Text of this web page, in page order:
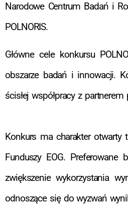
Narodowe Centrum Badań i
POLNORIS.
Główne cele konkursu
obszarze badań i innowacji.
ścisłej współpracy z
Konkurs ma charakter
Funduszy EOG. Preferowane
zwiększenie wykorzystania
odnoszące się do wyzwań